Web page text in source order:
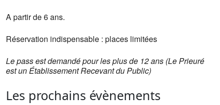
A partir de 6 ans.
Réservation indispensable : places limitées
Le pass est demandé pour les plus de 12 ans (Le Prieuré
est un Établissement Recevant du Public)
Les prochains évènements